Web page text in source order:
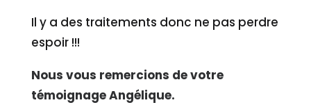
Il y a des traitements donc ne pas perdre
espoir !!!
Nous vous remercions de votre
témoignage Angélique.